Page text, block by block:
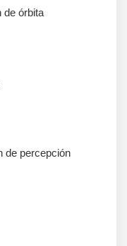
de órbita
de percepción